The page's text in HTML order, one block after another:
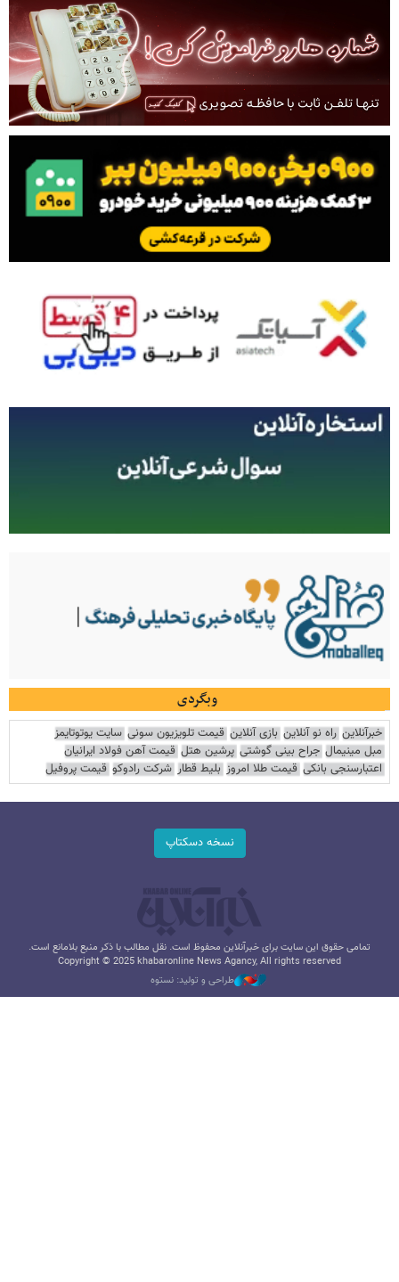
وبگردی
خبرآنلاین راه نو آنلاین بازی آنلاین قیمت تلویزیون سونی سایت یوتوتایمز
مبل مینیمال جراح بینی گوشتی پرشین هتل قیمت آهن فولاد ایرانیان
اعتبارسنجی بانکی قیمت طلا امروز بلیط قطار شرکت رادوکو قیمت پروفیل
نسخه دسکتاپ
تمامی حقوق این سایت برای خبرآنلاین محفوظ است. نقل مطالب با ذکر منبع بلامانع است.
Copyright © 2025 khabaronline News Agancy, All rights reserved
طراحی و تولید: نستوه